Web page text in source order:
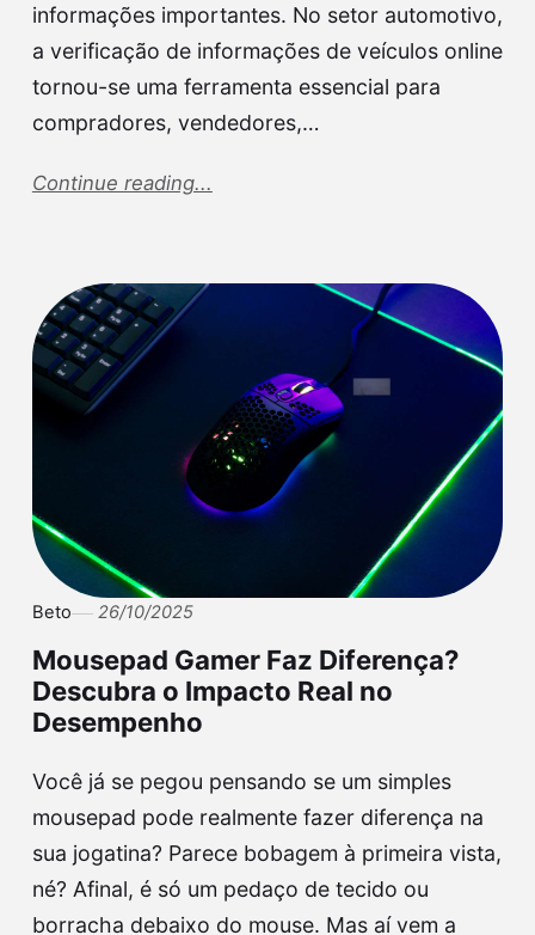
informações importantes. No setor automotivo,
a verificação de informações de veículos online
tornou-se uma ferramenta essencial para
compradores, vendedores,…
Continue reading...
Beto 26/10/2025
Mousepad Gamer Faz Diferença?
Descubra o Impacto Real no
Desempenho
Você já se pegou pensando se um simples
mousepad pode realmente fazer diferença na
sua jogatina? Parece bobagem à primeira vista,
né? Afinal, é só um pedaço de tecido ou
borracha debaixo do mouse. Mas aí vem a